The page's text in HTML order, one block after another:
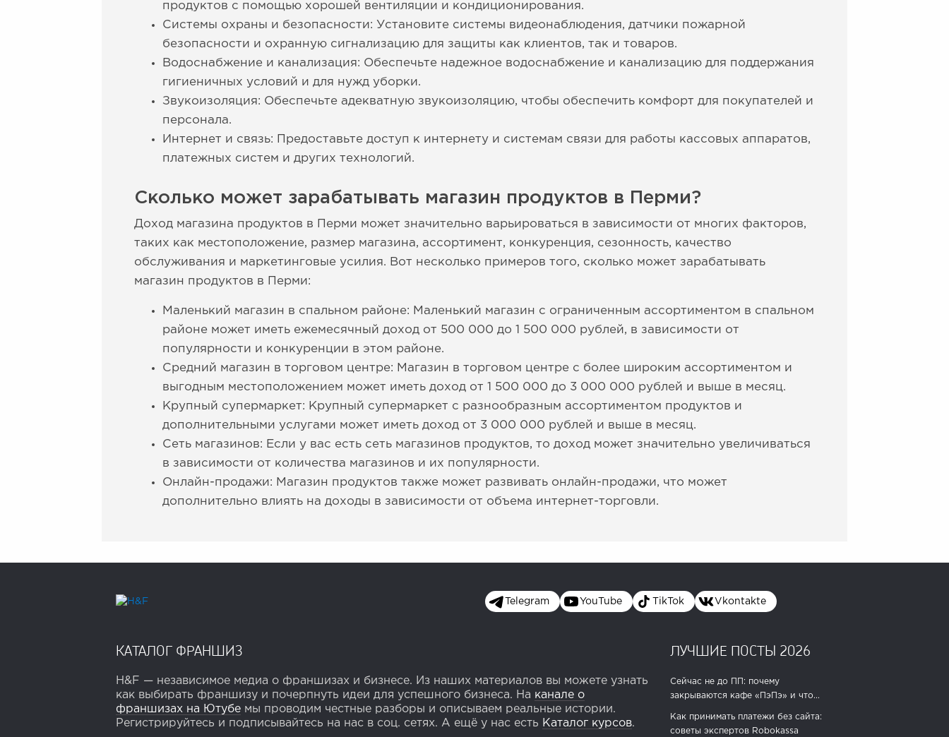
продуктов с помощью хорошей вентиляции и кондиционирования.
Системы охраны и безопасности: Установите системы видеонаблюдения, датчики пожарной
безопасности и охранную сигнализацию для защиты как клиентов, так и товаров.
Водоснабжение и канализация: Обеспечьте надежное водоснабжение и канализацию для поддержания
гигиеничных условий и для нужд уборки.
Звукоизоляция: Обеспечьте адекватную звукоизоляцию, чтобы обеспечить комфорт для покупателей и
персонала.
Интернет и связь: Предоставьте доступ к интернету и системам связи для работы кассовых аппаратов,
платежных систем и других технологий.
Сколько может зарабатывать магазин продуктов в Перми?
Доход магазина продуктов в Перми может значительно варьироваться в зависимости от многих факторов,
таких как местоположение, размер магазина, ассортимент, конкуренция, сезонность, качество
обслуживания и маркетинговые усилия. Вот несколько примеров того, сколько может зарабатывать
магазин продуктов в Перми:
Маленький магазин в спальном районе: Маленький магазин с ограниченным ассортиментом в спальном
районе может иметь ежемесячный доход от 500 000 до 1 500 000 рублей, в зависимости от
популярности и конкуренции в этом районе.
Средний магазин в торговом центре: Магазин в торговом центре с более широким ассортиментом и
выгодным местоположением может иметь доход от 1 500 000 до 3 000 000 рублей и выше в месяц.
Крупный супермаркет: Крупный супермаркет с разнообразным ассортиментом продуктов и
дополнительными услугами может иметь доход от 3 000 000 рублей и выше в месяц.
Сеть магазинов: Если у вас есть сеть магазинов продуктов, то доход может значительно увеличиваться
в зависимости от количества магазинов и их популярности.
Онлайн-продажи: Магазин продуктов также может развивать онлайн-продажи, что может
дополнительно влиять на доходы в зависимости от объема интернет-торговли.
Telegram YouTube TikTok Vkontakte
КАТАЛОГ ФРАНШИЗ
H&F — независимое медиа о франшизах и бизнесе. Из наших материалов вы можете узнать
как выбирать франшизу и почерпнуть идеи для успешного бизнеса. На канале о
франшизах на Ютубе мы проводим честные разборы и описываем реальные истории.
Регистрируйтесь и подписывайтесь на нас в соц. сетях. А ещё у нас есть Каталог курсов.
ЛУЧШИЕ ПОСТЫ 2026
Сейчас не до ПП: почему
закрываются кафе «ПэПэ» и что...
Как принимать платежи без сайта:
советы экспертов Robokassa